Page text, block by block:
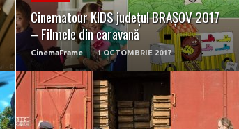
Cinematour KIDS județul BRAȘOV 2017
– Filmele din caravană
CinemaFrame 1 OCTOMBRIE 2017